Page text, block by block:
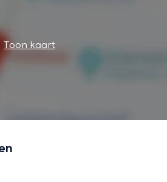
Toon kaart